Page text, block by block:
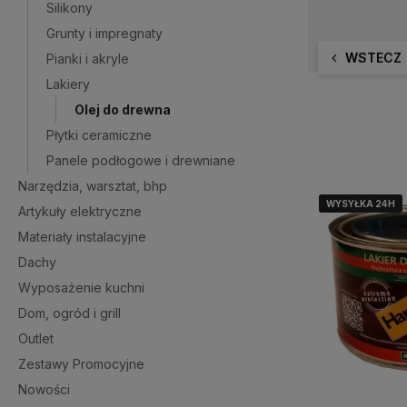
Silikony
Grunty i impregnaty
Pianki i akryle
Lakiery
Olej do drewna
Płytki ceramiczne
Panele podłogowe i drewniane
Narzędzia, warsztat, bhp
Artykuły elektryczne
Materiały instalacyjne
Dachy
Wyposażenie kuchni
Dom, ogród i grill
Outlet
Zestawy Promocyjne
Nowości
WSTECZ
WYSYŁKA 24H
WYSYŁKA 24H
WYSYŁKA 24H
WYSYŁKA 24H